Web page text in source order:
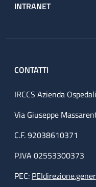
INTRANET
CONTATTI
IRCCS Azienda
Via Giuseppe
C.F. 92038610371
P.IVA 02553300373
PEC: